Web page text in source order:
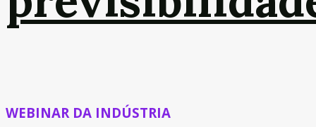
WEBINAR DA INDÚSTRIA